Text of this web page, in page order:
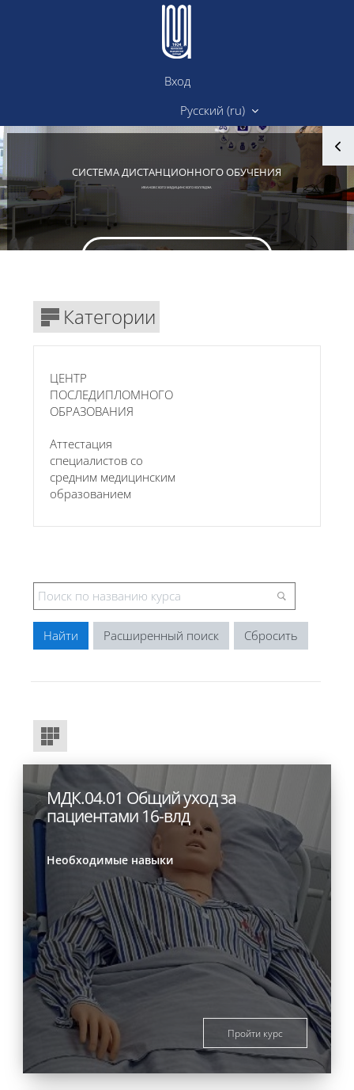
Перейти к основному содержанию
Вход
Русский ‎(ru)‎
Блоки
СИСТЕМА ДИСТАНЦИОННОГО ОБУЧЕНИЯ
ИВАНОВСКОГО МЕДИЦИНСКОГО КОЛЛЕДЖА
Блоки
Категории
ЦЕНТР
ПОСЛЕДИПЛОМНОГО
ОБРАЗОВАНИЯ
Аттестация
специалистов со
средним медицинским
образованием
Расширенный поиск
МДК.04.01 Общий уход за
пациентами 16-влд
Необходимые навыки
Пройти курс